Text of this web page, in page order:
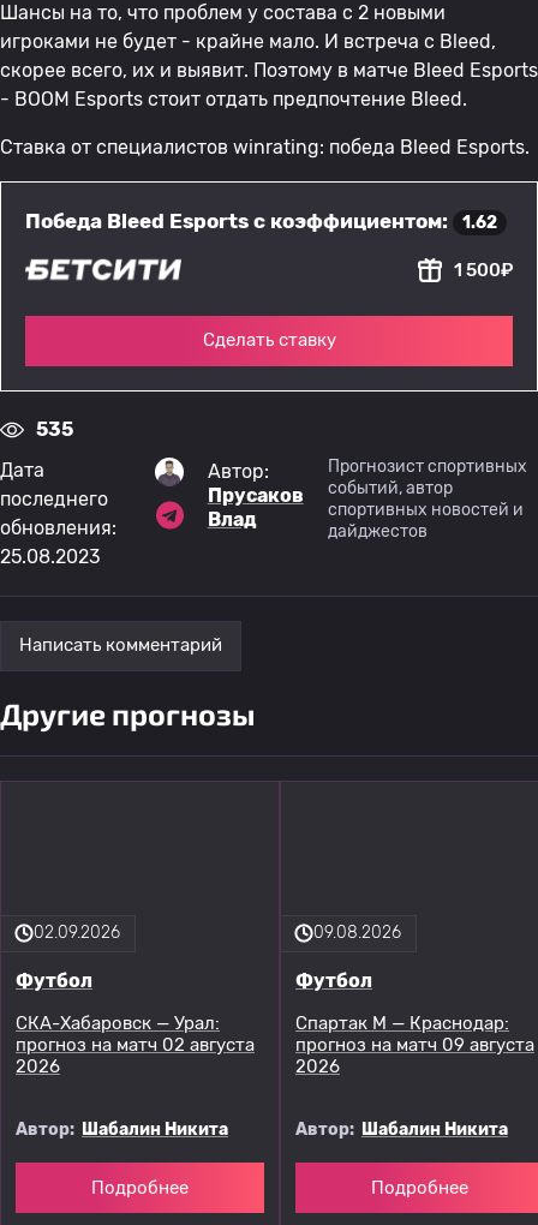
Шансы на то, что проблем у состава с 2 новыми
игроками не будет - крайне мало. И встреча с Bleed,
скорее всего, их и выявит. Поэтому в матче Bleed Esports
- BOOM Esports стоит отдать предпочтение Bleed.
Ставка от специалистов winrating: победа Bleed Esports.
Победа Bleed Esports с коэффициентом: 1.62
1 500₽
Сделать ставку
535
Дата
последнего
обновления:
25.08.2023
Автор:
Прусаков
Влад
Прогнозист спортивных
событий, автор
спортивных новостей и
дайджестов
Написать комментарий
Другие прогнозы
02.09.2026
Футбол
СКА-Хабаровск — Урал:
прогноз на матч 02 августа
2026
Автор: Шабалин Никита
Подробнее
09.08.2026
Футбол
Спартак М — Краснодар:
прогноз на матч 09 августа
2026
Автор: Шабалин Никита
Подробнее